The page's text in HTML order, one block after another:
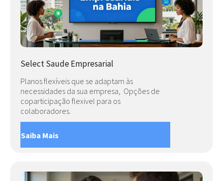
Select Saude Empresarial
Planos flexíveis que se adaptam às
necessidades da sua empresa, Opções de
coparticipação flexivel para os
colaboradores.
Saiba Mais